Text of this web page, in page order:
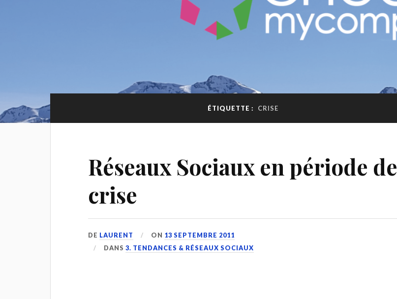
ÉTIQUETTE : CRISE
Réseaux Sociaux en période de
crise
DE LAURENT ON 13 SEPTEMBRE 2011
DANS3. TENDANCES & RÉSEAUX SOCIAUX